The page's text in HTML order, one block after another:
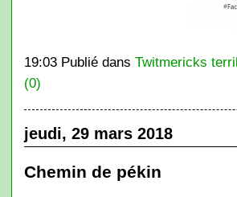
19:03 Publié dans Twitmericks
(0)
jeudi, 29 mars 2018
Chemin de pékin